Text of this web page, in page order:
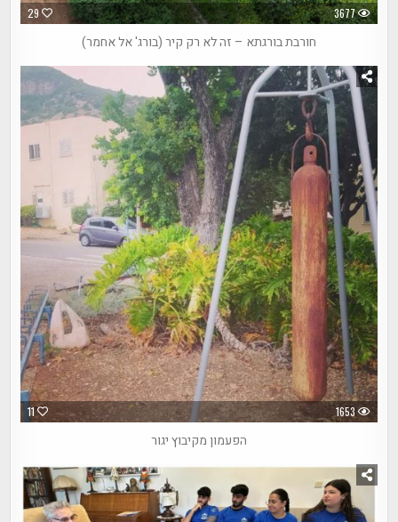
29 3677
חורבת בורגתא – זה לא רק קיר (בורג' אל אחמר)
11 1653
הפעמון מקיבוץ יגור